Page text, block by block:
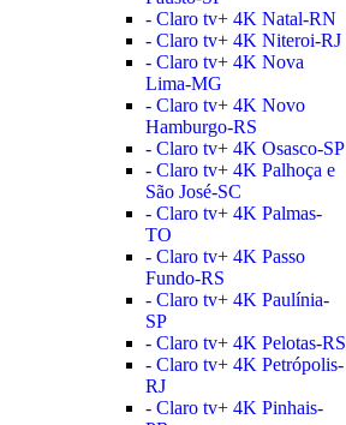
- Claro tv+ 4K Natal-RN
- Claro tv+ 4K Niteroi-RJ
- Claro tv+ 4K Nova
Lima-MG
- Claro tv+ 4K Novo
Hamburgo-RS
- Claro tv+ 4K Osasco-SP
- Claro tv+ 4K Palhoça e
São José-SC
- Claro tv+ 4K Palmas-
TO
- Claro tv+ 4K Passo
Fundo-RS
- Claro tv+ 4K Paulínia-
SP
- Claro tv+ 4K Pelotas-RS
- Claro tv+ 4K Petrópolis-
RJ
- Claro tv+ 4K Pinhais-